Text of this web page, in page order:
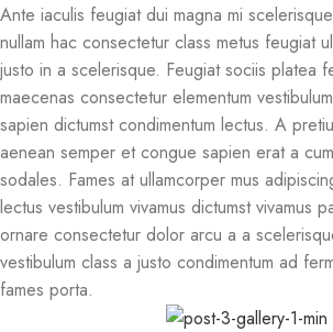
Ante iaculis feugiat dui magna mi
nullam hac consectetur class metus feugiat
justo in a scelerisque. Feugiat sociis platea
maecenas consectetur elementum
sapien dictumst condimentum lectus. A
aenean semper et congue sapien erat a
sodales. Fames at ullamcorper mus
lectus vestibulum vivamus dictumst vivamus
ornare consectetur dolor arcu a a
vestibulum class a justo condimentum ad
fames porta.